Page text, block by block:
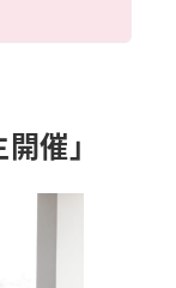
催」